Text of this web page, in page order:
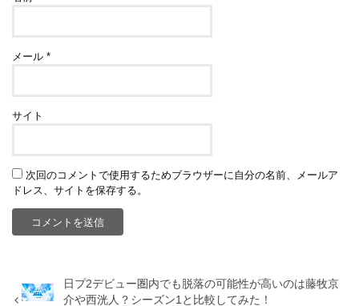
メール*
サイト
次回のコメントで使用するためブラウザーに自分の名前、メールア
ドレス、サイトを保存する。
日プ2デビュー圏内でも脱落の可能性が高いのは藤牧京
介や西洸人？シーズン1と比較してみた！